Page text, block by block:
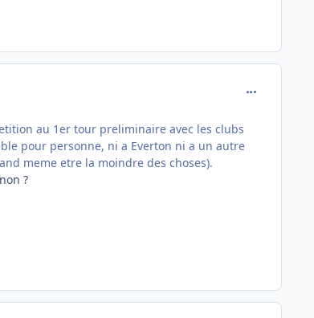
au 1er tour preliminaire avec les clubs
pour personne, ni a Everton ni a un autre
meme etre la moindre des choses).
?